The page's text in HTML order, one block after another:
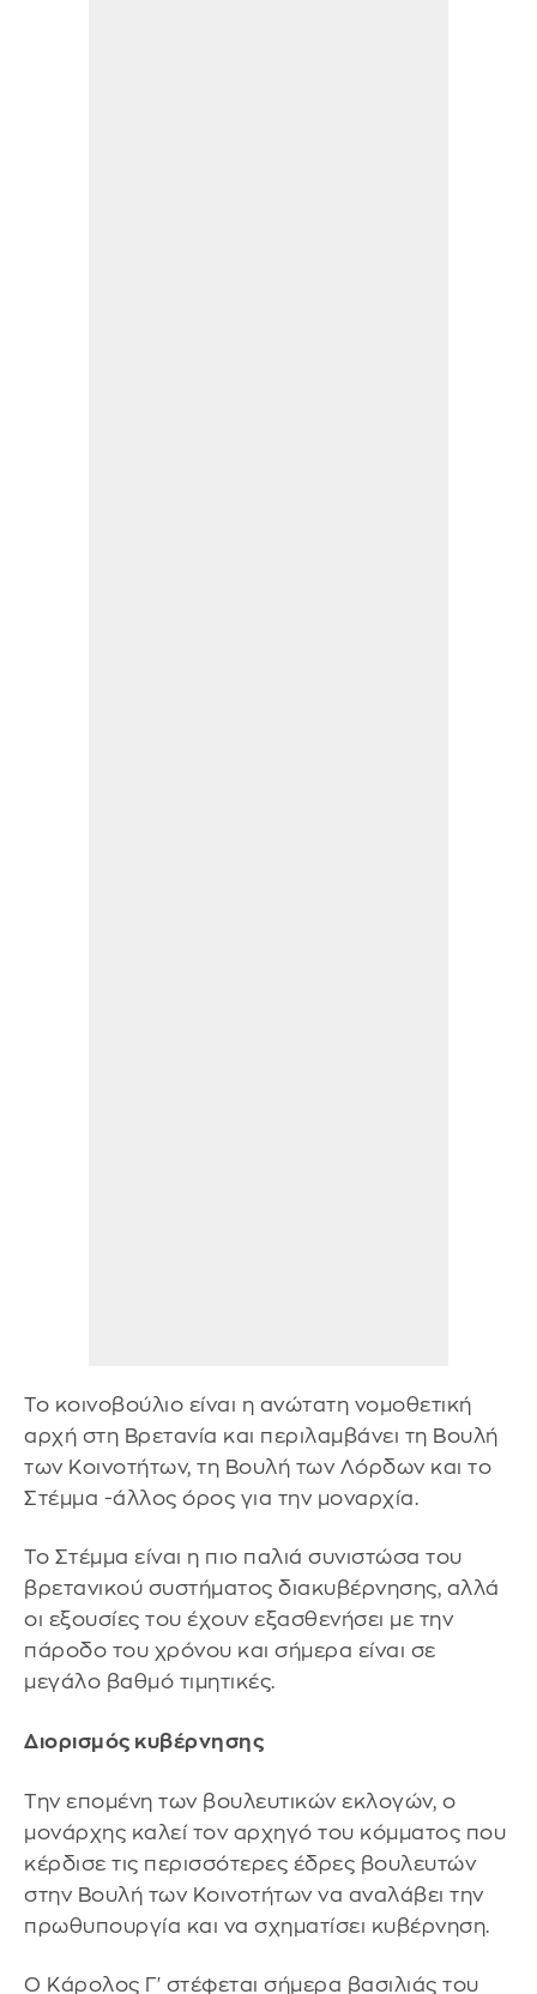
Το κοινοβούλιο είναι η ανώτατη νομοθετική
αρχή στη Βρετανία και περιλαμβάνει τη Βουλή
των Κοινοτήτων, τη Βουλή των Λόρδων και το
Στέμμα -άλλος όρος για την μοναρχία.
Το Στέμμα είναι η πιο παλιά συνιστώσα του
βρετανικού συστήματος διακυβέρνησης, αλλά
οι εξουσίες του έχουν εξασθενήσει με την
πάροδο του χρόνου και σήμερα είναι σε
μεγάλο βαθμό τιμητικές.
Διορισμός κυβέρνησης
Την επομένη των βουλευτικών εκλογών, ο
μονάρχης καλεί τον αρχηγό του κόμματος που
κέρδισε τις περισσότερες έδρες βουλευτών
στην Βουλή των Κοινοτήτων να αναλάβει την
πρωθυπουργία και να σχηματίσει κυβέρνηση.
Ο Κάρολος Γ' στέφεται σήμερα βασιλιάς του